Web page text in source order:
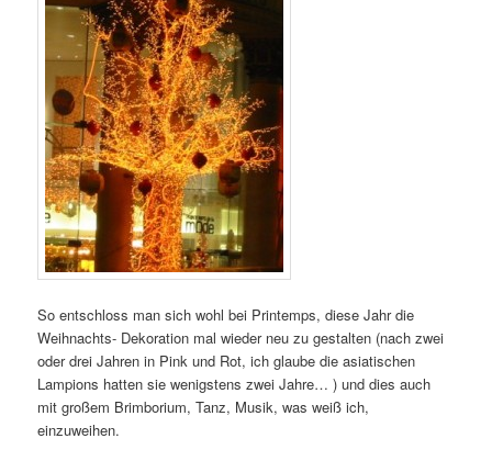
So entschloss man sich wohl bei Printemps, diese Jahr die
Weihnachts- Dekoration mal wieder neu zu gestalten (nach zwei
oder drei Jahren in Pink und Rot, ich glaube die asiatischen
Lampions hatten sie wenigstens zwei Jahre… ) und dies auch
mit großem Brimborium, Tanz, Musik, was weiß ich,
einzuweihen.